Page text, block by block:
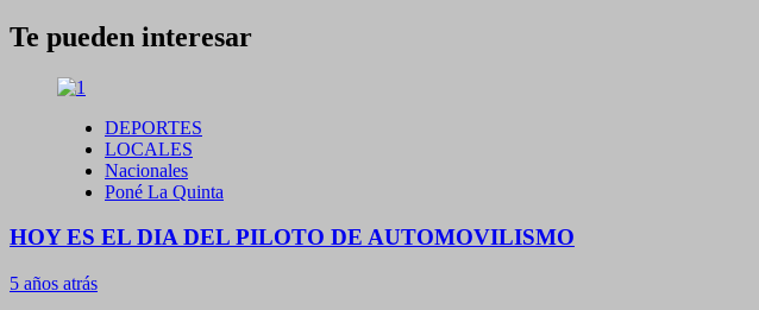
Te pueden interesar
DEPORTES
LOCALES
Nacionales
Poné La Quinta
HOY ES EL DIA DEL PILOTO DE AUTOMOVILISMO
5 años atrás